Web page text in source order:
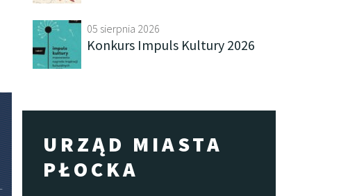
05 sierpnia 2026
Konkurs Impuls Kultury 2026
URZĄD MIASTA
PŁOCKA